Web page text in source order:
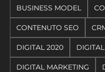
BUSINESS MODEL
CONTENUTO SEO
DIGITAL 2020
DIGITAL MARKETING